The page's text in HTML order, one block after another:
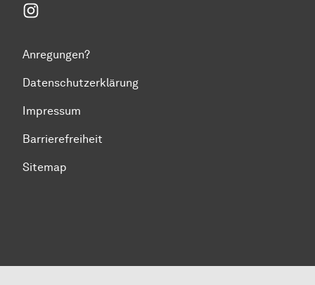
Anregungen?
Datenschutzerklärung
Impressum
Barrierefreiheit
Sitemap